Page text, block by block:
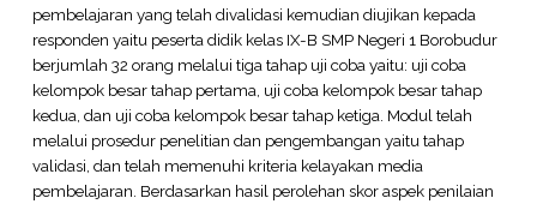
pembelajaran yang telah divalidasi kemudian diujikan kepada
responden yaitu peserta didik kelas IX-B SMP Negeri 1 Borobudur
berjumlah 32 orang melalui tiga tahap uji coba yaitu: uji coba
kelompok besar tahap pertama, uji coba kelompok besar tahap
kedua, dan uji coba kelompok besar tahap ketiga. Modul telah
melalui prosedur penelitian dan pengembangan yaitu tahap
validasi, dan telah memenuhi kriteria kelayakan media
pembelajaran. Berdasarkan hasil perolehan skor aspek penilaian